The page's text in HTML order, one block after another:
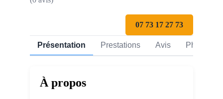
07 73 17 27 73
Présentation Prestations Avis Photos
À propos